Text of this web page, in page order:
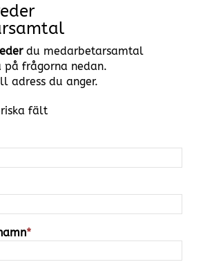
du medarbetarsamtal
på frågorna nedan.
adress du anger.
fält
*